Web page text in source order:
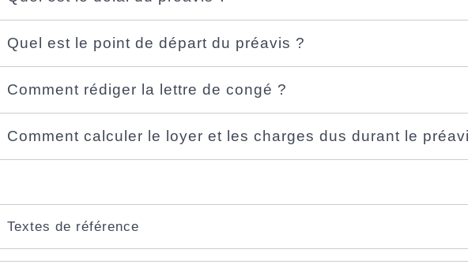
Quel est le point de départ du préavis ?
Comment rédiger la lettre de congé ?
Comment calculer le loyer et les charges dus durant le
Textes de référence